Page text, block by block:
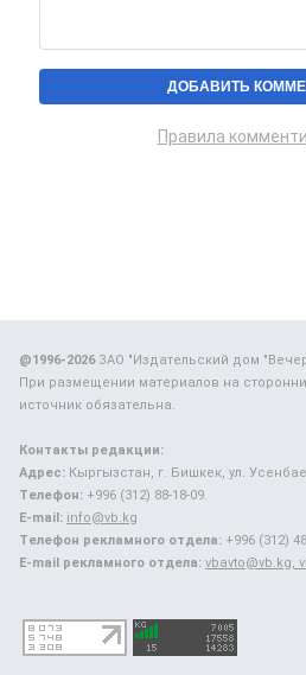
Правила
@1996-2026ЗАО "Издательский дом
При размещении материалов на
источник обязательна.
Контакты редакции:
Адрес: Кыргызстан, г. Бишкек, ул.
Телефон: +996 (312) 88-18-09.
E-mail: info@vb.kg
Телефон рекламного отдела: +996 (312)
E-mail рекламного отдела: vbavto@vb.kg,